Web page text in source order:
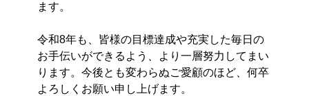
ます。
令和8年も、皆様の目標達成や充実した毎日の
お手伝いができるよう、より一層努力してまい
ります。今後とも変わらぬご愛顧のほど、何卒
よろしくお願い申し上げます。